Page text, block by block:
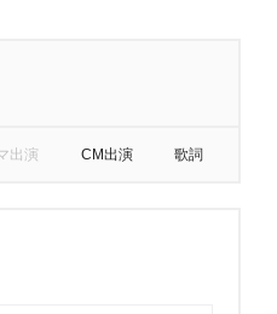
出演 CM出演 歌詞